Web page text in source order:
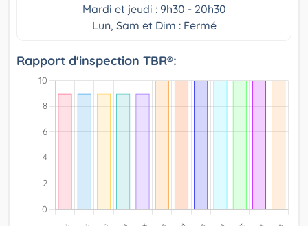
Mardi et jeudi : 9h30 - 20h30
Lun, Sam et Dim : Fermé
Rapport d'inspection TBR®: